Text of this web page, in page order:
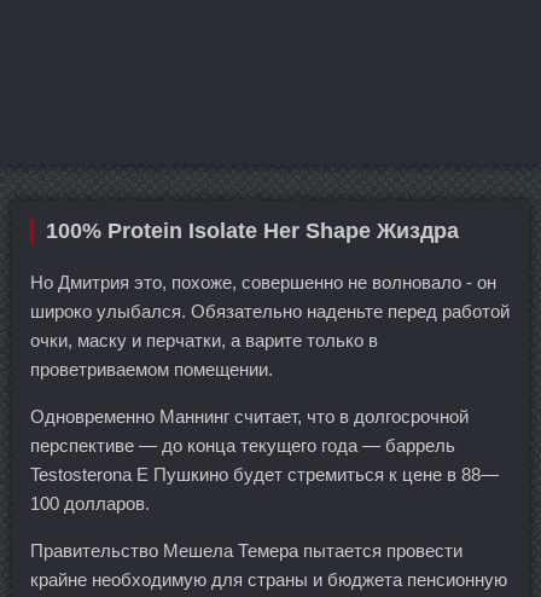
100% Protein Isolate Her Shape Жиздра
Но Дмитрия это, похоже, совершенно не волновало - он
широко улыбался. Обязательно наденьте перед работой
очки, маску и перчатки, а варите только в
проветриваемом помещении.
Одновременно Маннинг считает, что в долгосрочной
перспективе — до конца текущего года — баррель
Testosterona E Пушкино будет стремиться к цене в 88—
100 долларов.
Правительство Мешела Темера пытается провести
крайне необходимую для страны и бюджета пенсионную